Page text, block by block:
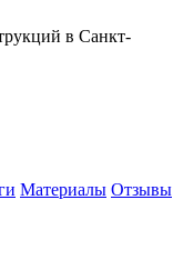
в Санкт-
Материалы Отзывы